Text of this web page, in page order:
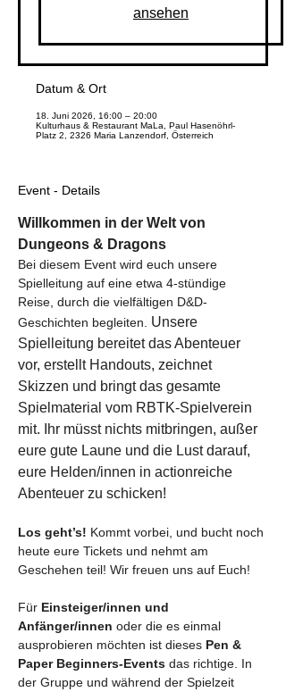
ansehen
Datum & Ort
18. Juni 2026, 16:00 – 20:00
Kulturhaus & Restaurant MaLa, Paul Hasenöhrl-
Platz 2, 2326 Maria Lanzendorf, Österreich
Event - Details
Willkommen in der Welt von
Dungeons & Dragons
Bei diesem Event wird euch unsere
Spielleitung auf eine etwa 4-stündige
Reise, durch die vielfältigen D&D-
Geschichten begleiten. Unsere
Spielleitung bereitet das Abenteuer
vor, erstellt Handouts, zeichnet
Skizzen und bringt das gesamte
Spielmaterial vom RBTK-Spielverein
mit. Ihr müsst nichts mitbringen, außer
eure gute Laune und die Lust darauf,
eure Helden/innen in actionreiche
Abenteuer zu schicken!
Los geht’s! Kommt vorbei, und bucht noch
heute eure Tickets und nehmt am
Geschehen teil! Wir freuen uns auf Euch!
Für Einsteiger/innen und
Anfänger/innen oder die es einmal
ausprobieren möchten ist dieses Pen &
Paper Beginners-Events das richtige. In
der Gruppe und während der Spielzeit